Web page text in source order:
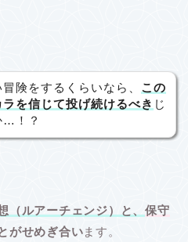
険をするくらいなら、 この
ラを信じて投げ続けるべき じ
…！？
（ルアーチェンジ） と、保守
がせめぎ合います。